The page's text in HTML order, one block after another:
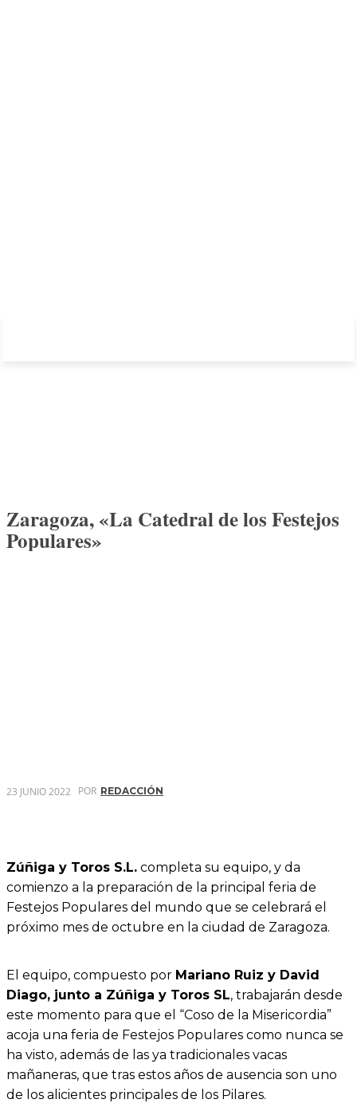
Zaragoza, «La Catedral de los Festejos
Populares»
23 JUNIO 2022 POR REDACCIÓN
Zúñiga y Toros S.L. completa su equipo, y da
comienzo a la preparación de la principal feria de
Festejos Populares del mundo que se celebrará el
próximo mes de octubre en la ciudad de Zaragoza.
El equipo, compuesto por Mariano Ruiz y David
Diago, junto a Zúñiga y Toros SL, trabajarán desde
este momento para que el “Coso de la Misericordia”
acoja una feria de Festejos Populares como nunca se
ha visto, además de las ya tradicionales vacas
mañaneras, que tras estos años de ausencia son uno
de los alicientes principales de los Pilares.